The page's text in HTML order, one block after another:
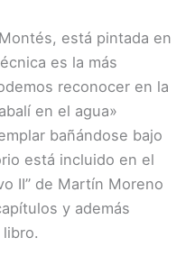
está pintada en
es la más
reconocer en la
en el agua»
bañándose bajo
está incluido en el
II” de Martín Moreno
y además